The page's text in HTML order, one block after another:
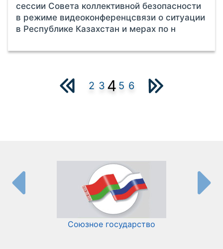
сессии Совета коллективной безопасности
в режиме видеоконференцсвязи о ситуации
в Республике Казахстан и мерах по н
2 3 4 5 6
Союзное государство